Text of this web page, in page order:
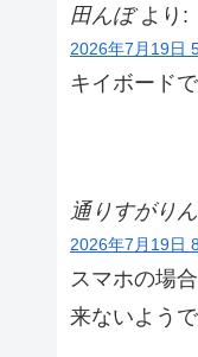
田んぼ より:
2026年7月19日
キイボード
通りすがりん
2026年7月19日
スマホの場
来ないよう